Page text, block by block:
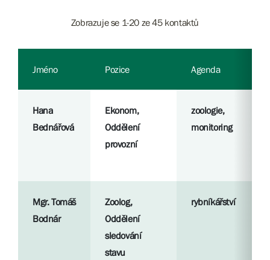
Zobrazuje se 1-20 ze 45 kontaktů
Jméno Pozice Agenda
Hana
Bednářová
Ekonom,
Oddělení
provozní
zoologie,
monitoring
Mgr. Tomáš
Bodnár
Zoolog,
Oddělení
sledování
stavu
rybníkářství